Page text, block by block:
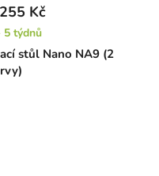
stůl Nano NA9 (2
Kč
5 týdnů